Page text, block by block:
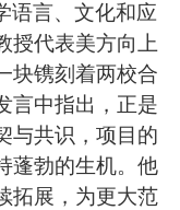
语言、文化和应
授代表美方向上
块镌刻着两校合
言中指出，正是
与共识，项目的
蓬勃的生机。他
拓展 ， 为更大范